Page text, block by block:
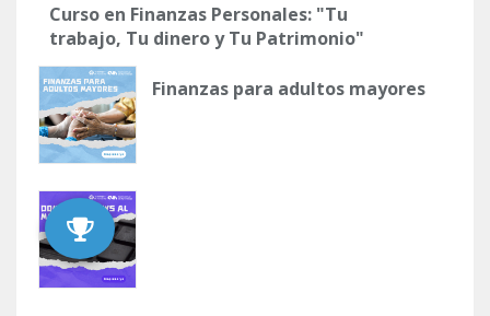
Curso en Finanzas Personales: "Tu
trabajo, Tu dinero y Tu Patrimonio"
Finanzas para adultos mayores